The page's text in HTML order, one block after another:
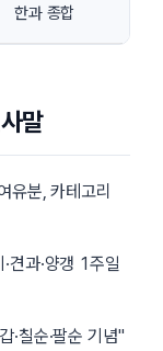
한과 종합
말
분, 카테고리
견과·양갱 1주일
·칠순·팔순 기념